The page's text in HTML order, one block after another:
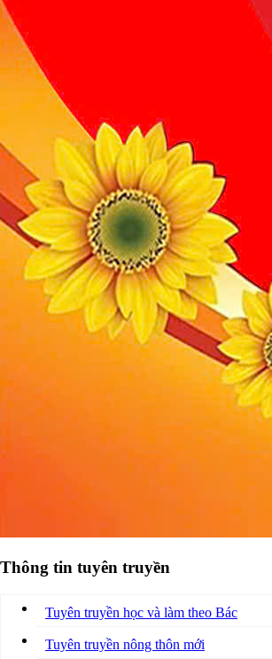
Thông tin tuyên truyền
Tuyên truyền học và làm theo Bác
Tuyên truyền nông thôn mới